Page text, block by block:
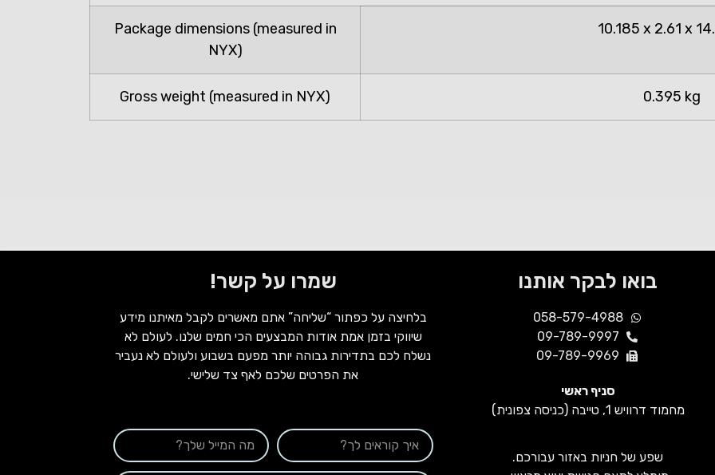
Package dimensions (measured in
NYX)
10.185 x 2.61 x
Gross weight (measured in NYX) 0.395 kg
בואו לבקר אותנו
058-579-4988
09-789-9997
09-789-9969
סניף ראשי
מחמוד דרוויש 1, טייבה (כניסה צפונית)
שפע של חניות באזור עבורכם.
שמרו על קשר!
בלחיצה על כפתור “שליחה” אתם מאשרים לקבל מאיתנו מידע
שיווקי בזמן אמת אודות המבצעים הכי חמים שלנו. לעולם לא
נשלח לכם בתדירות גבוהה יותר מפעם בשבוע ולעולם לא נעביר
את הפרטים שלכם לאף צד שלישי.